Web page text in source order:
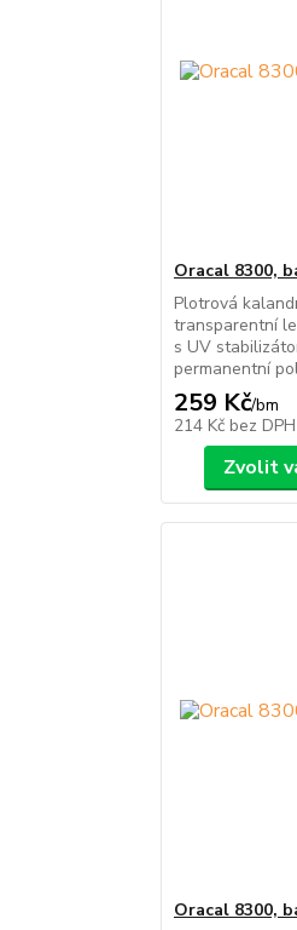
Oracal 8300,
Plotrová
transparentní
s UV
permanentní
259 Kč/bm
214 Kč bez DPH
Zvolit
Oracal 8300,